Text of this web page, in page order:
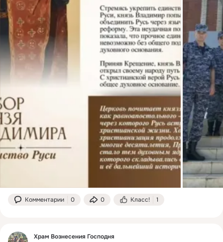
Комментарии 0 0 Класс! 1
Храм Вознесения Господня